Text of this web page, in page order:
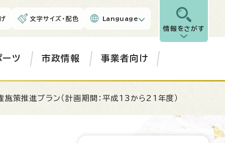
文字サイズ・配色 Language
情報をさがす
ーツ 市政情報 事業者向け
策推進プラン（計画期間：平成13から21年度）